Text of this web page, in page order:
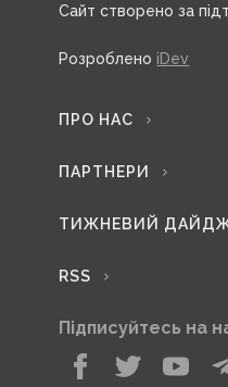
Сайт створено за
Розроблено iDev
ПРО НАС
ПАРТНЕРИ
ТИЖНЕВИЙ
RSS
Підписуйтесь на